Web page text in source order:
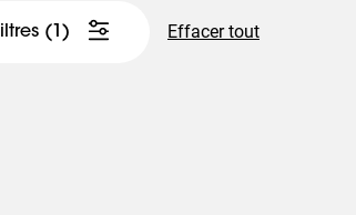
(1) Effacer tout